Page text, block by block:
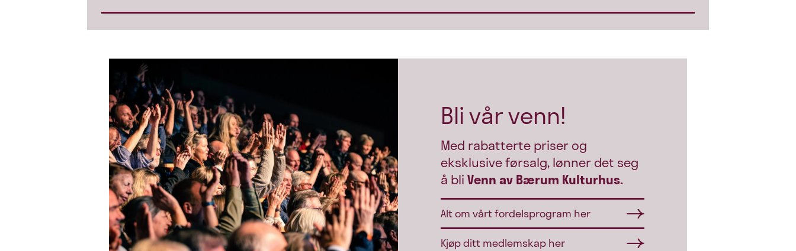
Bli vår venn!
Med rabatterte priser og
eksklusive førsalg, lønner det seg
å bli Venn av Bærum Kulturhus.
Alt om vårt fordelsprogram her
Kjøp ditt medlemskap her